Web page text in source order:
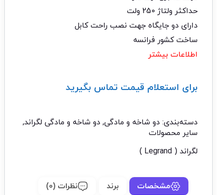
حداکثر ولتاژ 250 ولت
دارای دو جایگاه جهت نصب راحت کابل
ساخت کشور فرانسه
اطلاعات بیشتر
برای استعلام قیمت تماس بگیرید
دسته‌بندی: دو شاخه و مادگی, دو شاخه و مادگی لگراند,
سایر محصولات
لگراند ( Legrand )
مشخصات برند نظرات (0)